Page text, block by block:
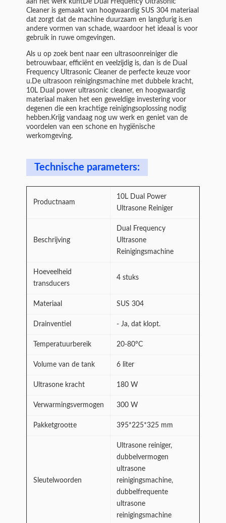
aan het werk kuntDe Dual Frequency Ultrasonic
Cleaner is gemaakt van hoogwaardig SUS 304 materiaal
dat zorgt dat de machine duurzaam en langdurig is.en
andere vormen van schade, waardoor het ideaal is voor
gebruik in ruwe omgevingen.
Als u op zoek bent naar een ultrasoonreiniger die
betrouwbaar, efficiënt en veelzijdig is, dan is de Dual
Frequency Ultrasonic Cleaner de perfecte keuze voor
u.De ultrasoon reinigingsmachine met dubbele kracht,
10L Dual power ultrasonic cleaner, en hoogwaardig
materiaal maken het een geweldige investering voor
degenen die een krachtige reinigingsoplossing nodig
hebben.Krijg vandaag nog uw werk en geniet van de
voordelen van een schone en hygiënische
werkomgeving.
Technische parameters:
Productnaam
10L Dual Power
Ultrasone Reiniger
Beschrijving
Dual Frequency
Ultrasone
Reinigingsmachine
Hoeveelheid
transducers
4 stuks
Materiaal SUS 304
Drainventiel - Ja, dat klopt.
Temperatuurbereik 20-80°C
Volume van de tank 6 liter
Ultrasone kracht 180 W
Verwarmingsvermogen 300 W
Pakketgrootte 395*225*325 mm
Sleutelwoorden
Ultrasone reiniger,
dubbelvermogen
ultrasone
reinigingsmachine,
dubbelfrequente
ultrasone
reinigingsmachine